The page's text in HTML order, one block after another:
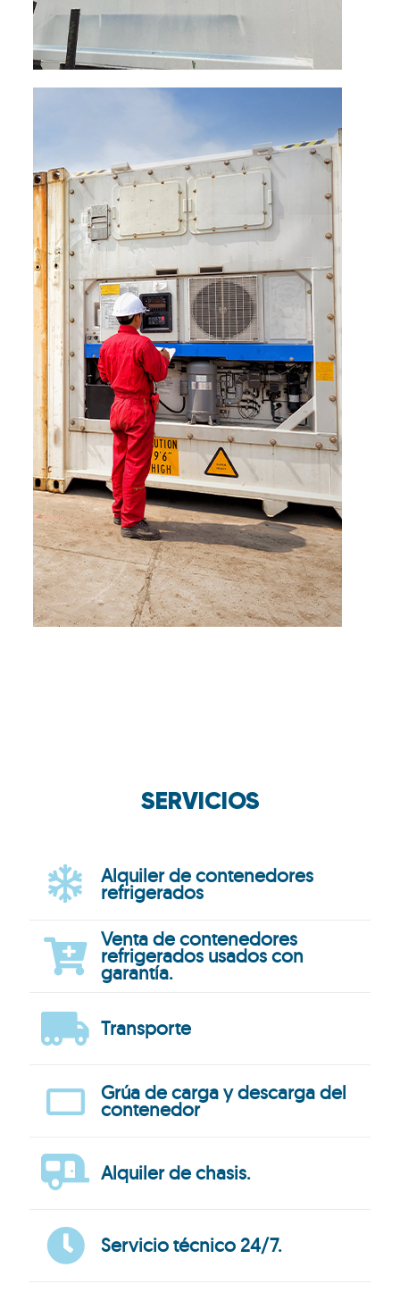
SERVICIOS
Alquiler de contenedores
refrigerados
Venta de contenedores
refrigerados usados con
garantía.
Transporte
Grúa de carga y descarga del
contenedor
Alquiler de chasis.
Servicio técnico 24/7.